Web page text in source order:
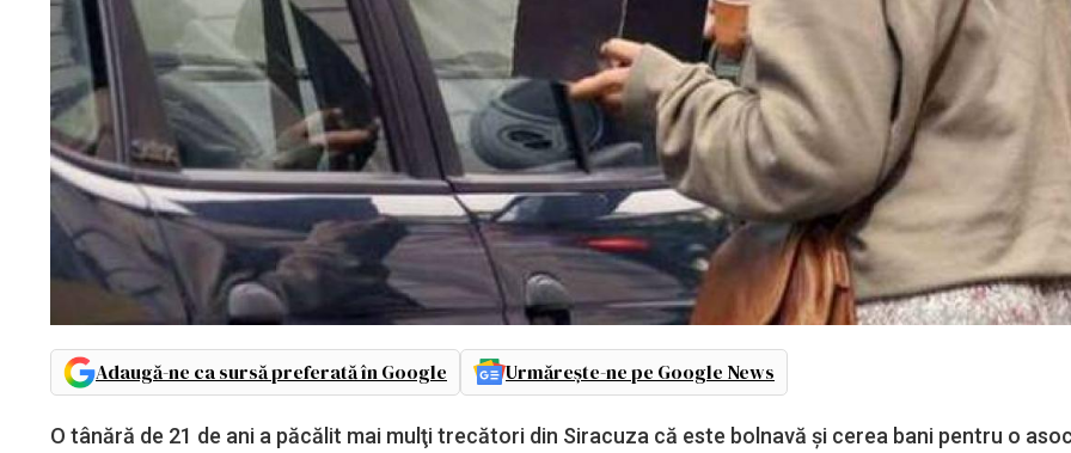
Adaugă-ne ca sursă preferată în Google Urmărește-ne pe Google News
O tânără de 21 de ani a păcălit mai mulţi trecători din Siracuza că este bolnavă şi cerea bani pentru o